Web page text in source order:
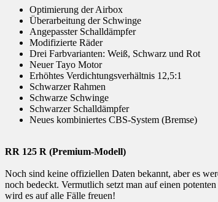
Optimierung der Airbox
Überarbeitung der Schwinge
Angepasster Schalldämpfer
Modifizierte Räder
Drei Farbvarianten: Weiß, Schwarz und Rot
Neuer Tayo Motor
Erhöhtes Verdichtungsverhältnis 12,5:1
Schwarzer Rahmen
Schwarze Schwinge
Schwarzer Schalldämpfer
Neues kombiniertes CBS-System (Bremse)
RR 125 R (Premium-Modell)
Noch sind keine offiziellen Daten bekannt, aber es
noch bedeckt. Vermutlich setzt man auf einen
wird es auf alle Fälle freuen!